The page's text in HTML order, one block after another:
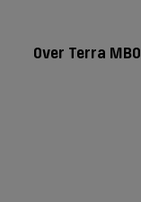
Over Terra MBO